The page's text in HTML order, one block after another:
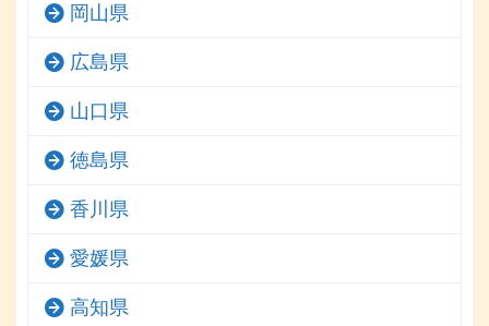
岡山県
広島県
山口県
徳島県
香川県
愛媛県
高知県